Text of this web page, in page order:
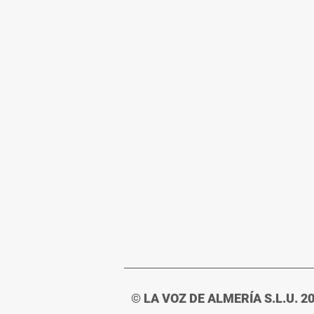
© LA VOZ DE ALMERÍA S.L.U.